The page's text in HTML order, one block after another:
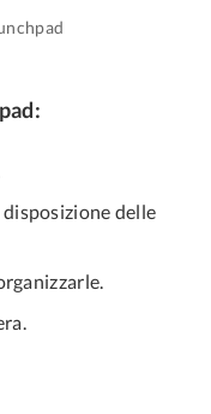
delle